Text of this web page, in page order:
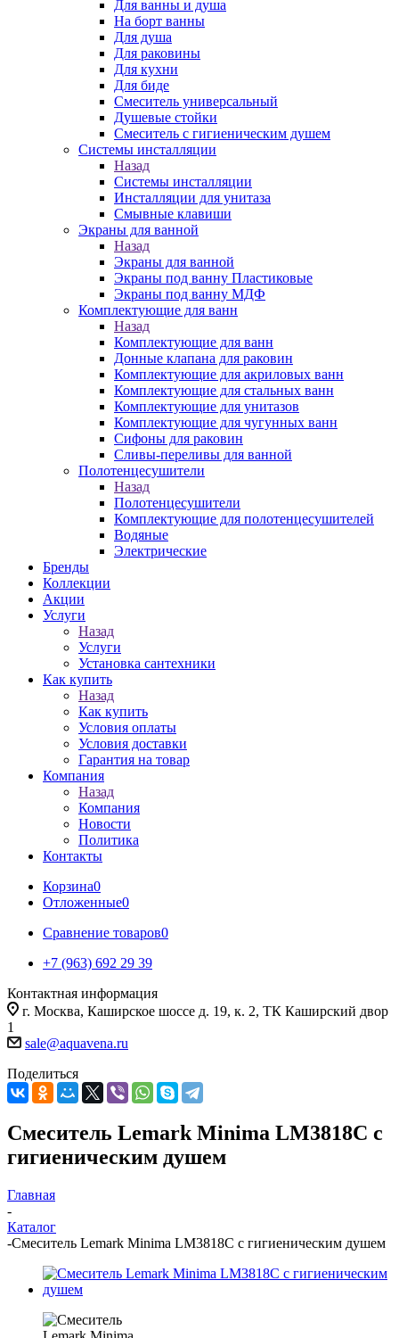
Для ванны и душа
На борт ванны
Для душа
Для раковины
Для кухни
Для биде
Смеситель универсальный
Душевые стойки
Смеситель с гигиеническим душем
Системы инсталляции
Назад
Системы инсталляции
Инсталляции для унитаза
Смывные клавиши
Экраны для ванной
Назад
Экраны для ванной
Экраны под ванну Пластиковые
Экраны под ванну МДФ
Комплектующие для ванн
Назад
Комплектующие для ванн
Донные клапана для раковин
Комплектующие для акриловых ванн
Комплектующие для стальных ванн
Комплектующие для унитазов
Комплектующие для чугунных ванн
Сифоны для раковин
Сливы-переливы для ванной
Полотенцесушители
Назад
Полотенцесушители
Комплектующие для полотенцесушителей
Водяные
Электрические
Бренды
Коллекции
Акции
Услуги
Назад
Услуги
Установка сантехники
Как купить
Назад
Как купить
Условия оплаты
Условия доставки
Гарантия на товар
Компания
Назад
Компания
Новости
Политика
Контакты
Корзина0
Отложенные0
Сравнение товаров0
+7 (963) 692 29 39
Контактная информация
г. Москва, Каширское шоссе д. 19, к. 2, ТК Каширский двор
1
sale@aquavena.ru
Поделиться
Смеситель Lemark Minima LM3818C с
гигиеническим душем
Главная
-
Каталог
-Смеситель Lemark Minima LM3818C с гигиеническим душем